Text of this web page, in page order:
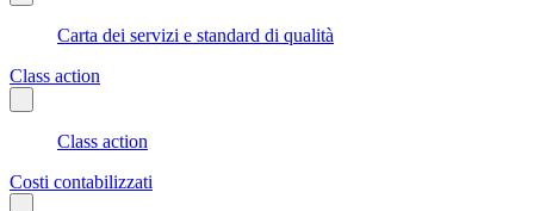
Carta dei servizi e standard di qualità
Class action
Class action
Costi contabilizzati